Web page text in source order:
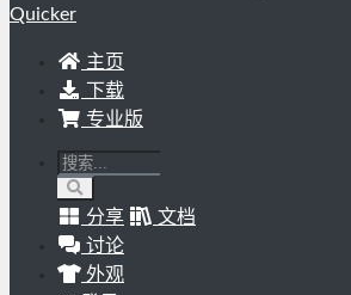
Quicker
主页
下载
专业版
分享
文档
讨论
外观